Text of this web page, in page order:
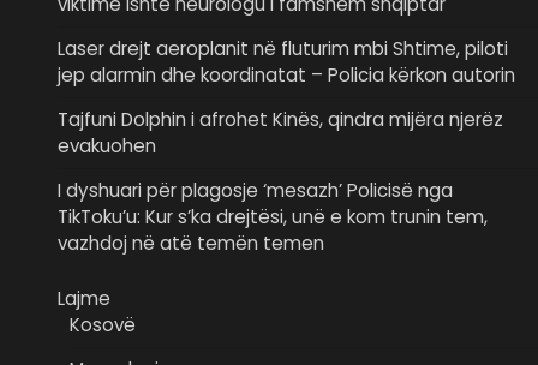
Laser drejt aeroplanit në fluturim mbi Shtime, piloti
jep alarmin dhe koordinatat – Policia kërkon autorin
Tajfuni Dolphin i afrohet Kinës, qindra mijëra njerëz
evakuohen
I dyshuari për plagosje ‘mesazh’ Policisë nga
TikToku’u: Kur s’ka drejtësi, unë e kom trunin tem,
vazhdoj në atë temën temen
Lajme
Kosovë